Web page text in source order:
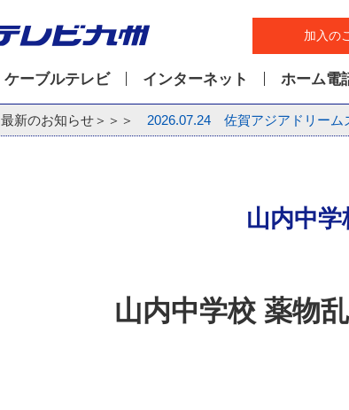
加入の
ケーブルテレビ インターネット ホーム電
最新のお知らせ＞＞＞ 2026.07.24 佐賀アジアドリー
山内中
山内中学校 薬物